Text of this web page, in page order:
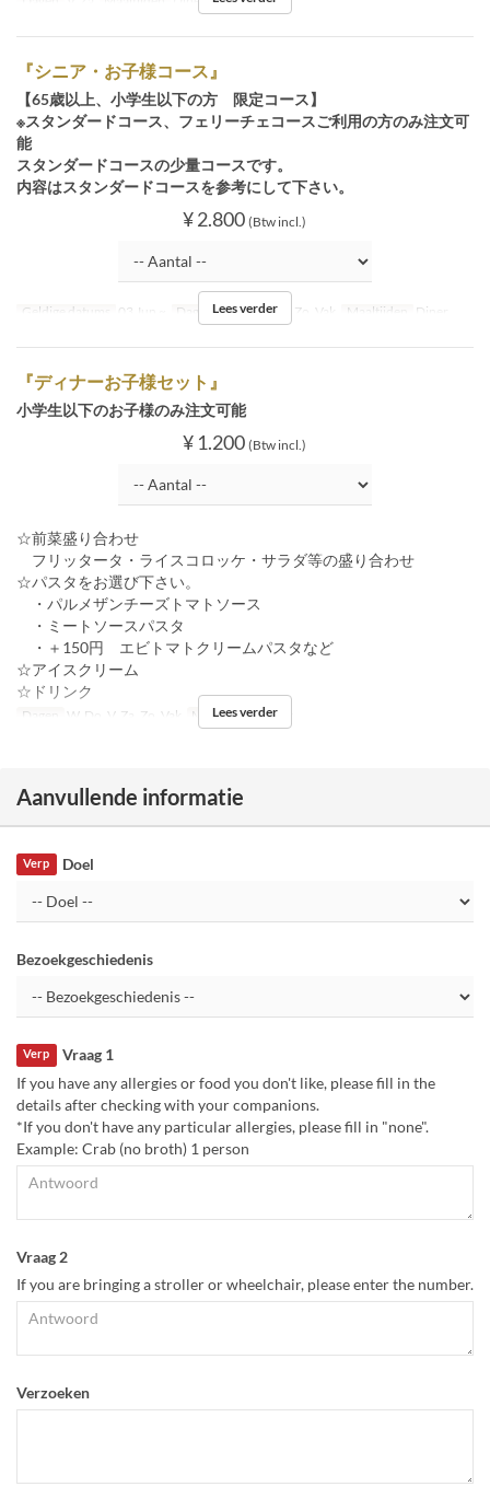
『シニア・お子様コース』
【65歳以上、小学生以下の方 限定コース】
※スタンダードコース、フェリーチェコースご利用の方のみ注文可
能
スタンダードコースの少量コースです。
内容はスタンダードコースを参考にして下さい。
¥ 2.800 (Btw incl.)
Geldige datums 03 Jun ~ Dagen W, Do, V, Za, Zo, Vak Maaltijden Diner
Lees verder
『ディナーお子様セット』
小学生以下のお子様のみ注文可能
¥ 1.200 (Btw incl.)
☆前菜盛り合わせ
フリッタータ・ライスコロッケ・サラダ等の盛り合わせ
☆パスタをお選び下さい。
・パルメザンチーズトマトソース
・ミートソースパスタ
・＋150円 エビトマトクリームパスタなど
☆アイスクリーム
☆ドリンク
Dagen W, Do, V, Za, Zo, Vak Maaltijden Diner
Lees verder
Aanvullende informatie
Doel
Verp
Bezoekgeschiedenis
Vraag 1
Verp
If you have any allergies or food you don't like, please fill in the
details after checking with your companions.
*If you don't have any particular allergies, please fill in "none".
Example: Crab (no broth) 1 person
Vraag 2
If you are bringing a stroller or wheelchair, please enter the number.
Verzoeken